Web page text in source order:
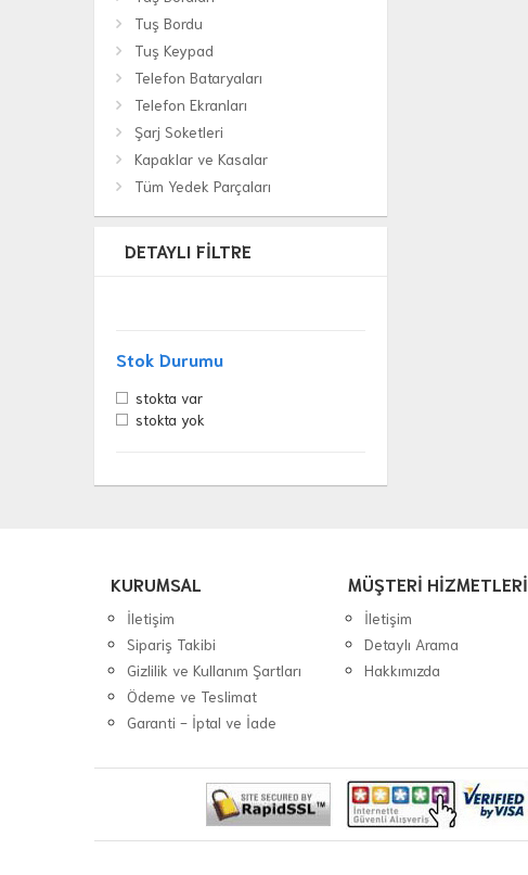
Tuş Bordu
Tuş Keypad
Telefon Bataryaları
Telefon Ekranları
Şarj Soketleri
Kapaklar ve Kasalar
Tüm Yedek Parçaları
DETAYLI FILTRE
Stok Durumu
stokta var
stokta yok
KURUMSAL
İletişim
Sipariş Takibi
Gizlilik ve Kullanım Şartları
Ödeme ve Teslimat
Garanti - İptal ve İade
MÜŞTERİ HİZMETLERİ
İletişim
Detaylı Arama
Hakkımızda